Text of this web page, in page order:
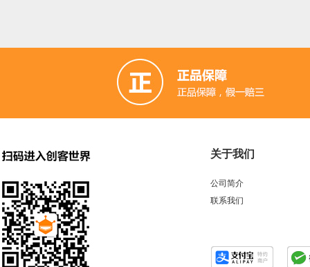
关于我们
公司简介
联系我们